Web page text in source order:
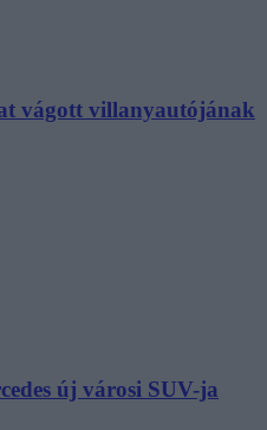
vágott villanyautójának
új városi SUV-ja